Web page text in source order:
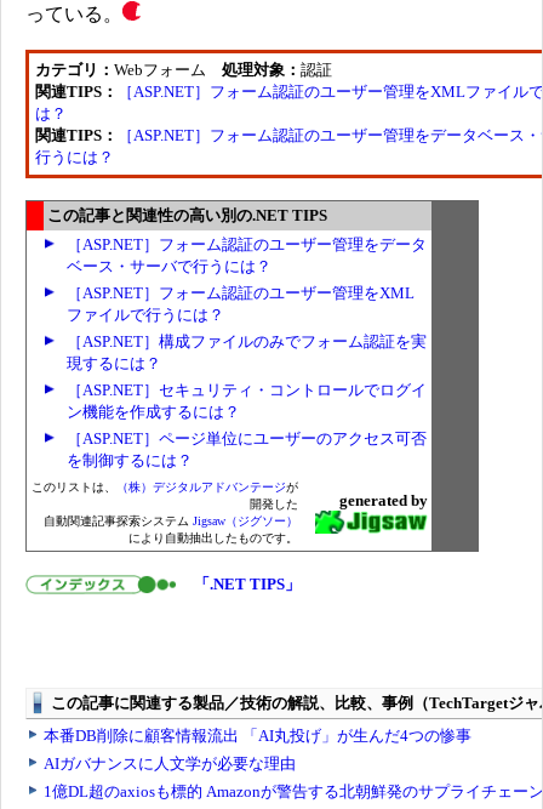
っている。
カテゴリ： Webフォーム 処理対象： 認証
関連TIPS：
［ASP.NET］フォーム認証のユーザー管理をXMLファイル
は？
関連TIPS：
［ASP.NET］フォーム認証のユーザー管理をデータベース
行うには？
この記事と関連性の高い別の.NET TIPS
［ASP.NET］フォーム認証のユーザー管理をデータ
ベース・サーバで行うには？
［ASP.NET］フォーム認証のユーザー管理をXML
ファイルで行うには？
［ASP.NET］構成ファイルのみでフォーム認証を実
現するには？
［ASP.NET］セキュリティ・コントロールでログイ
ン機能を作成するには？
［ASP.NET］ページ単位にユーザーのアクセス可否
を制御するには？
このリストは、 （株）デジタルアドバンテージが
開発した
自動関連記事探索システム Jigsaw（ジグソー）
により自動抽出したものです。
generated by
「.NET TIPS」